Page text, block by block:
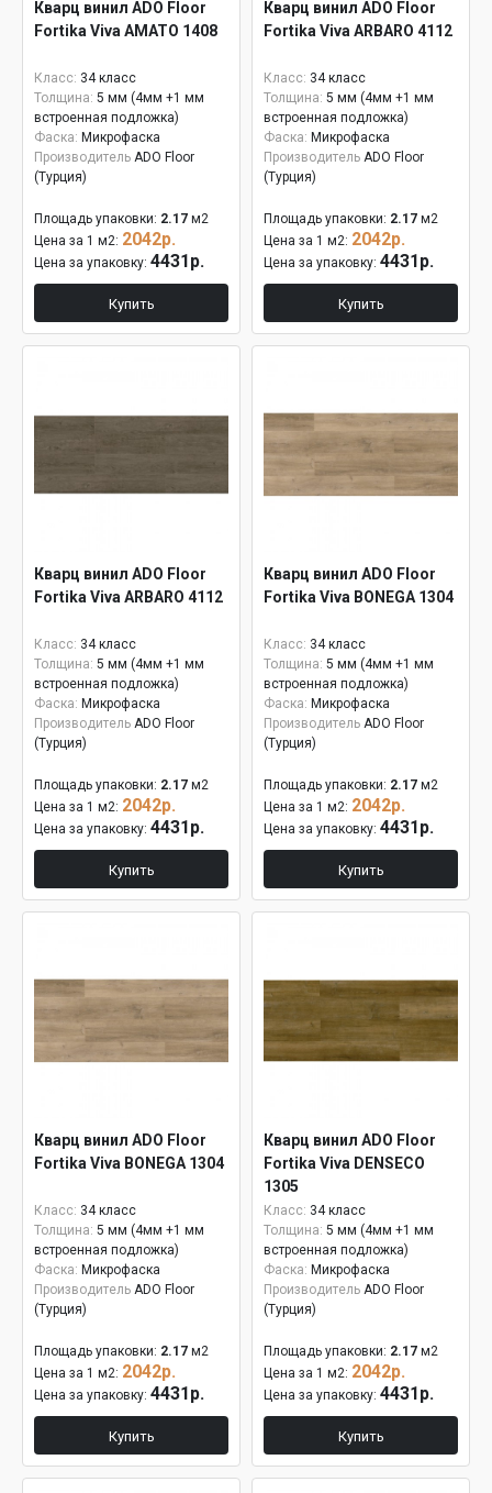
Кварц винил ADO Floor
Fortika Viva AMATO 1408
Класс: 34 класс
Толщина: 5 мм (4мм +1 мм
встроенная подложка)
Фаска: Микрофаска
Производитель ADO Floor
(Турция)
Площадь упаковки: 2.17 м2
Цена за 1 м2: 2042р.
Цена за упаковку: 4431р.
Купить
Кварц винил ADO Floor
Fortika Viva ARBARO 4112
Класс: 34 класс
Толщина: 5 мм (4мм +1 мм
встроенная подложка)
Фаска: Микрофаска
Производитель ADO Floor
(Турция)
Площадь упаковки: 2.17 м2
Цена за 1 м2: 2042р.
Цена за упаковку: 4431р.
Купить
Кварц винил ADO Floor
Fortika Viva ARBARO 4112
Класс: 34 класс
Толщина: 5 мм (4мм +1 мм
встроенная подложка)
Фаска: Микрофаска
Производитель ADO Floor
(Турция)
Площадь упаковки: 2.17 м2
Цена за 1 м2: 2042р.
Цена за упаковку: 4431р.
Купить
Кварц винил ADO Floor
Fortika Viva BONEGA 1304
Класс: 34 класс
Толщина: 5 мм (4мм +1 мм
встроенная подложка)
Фаска: Микрофаска
Производитель ADO Floor
(Турция)
Площадь упаковки: 2.17 м2
Цена за 1 м2: 2042р.
Цена за упаковку: 4431р.
Купить
Кварц винил ADO Floor
Fortika Viva BONEGA 1304
Класс: 34 класс
Толщина: 5 мм (4мм +1 мм
встроенная подложка)
Фаска: Микрофаска
Производитель ADO Floor
(Турция)
Площадь упаковки: 2.17 м2
Цена за 1 м2: 2042р.
Цена за упаковку: 4431р.
Купить
Кварц винил ADO Floor
Fortika Viva DENSECO
1305
Класс: 34 класс
Толщина: 5 мм (4мм +1 мм
встроенная подложка)
Фаска: Микрофаска
Производитель ADO Floor
(Турция)
Площадь упаковки: 2.17 м2
Цена за 1 м2: 2042р.
Цена за упаковку: 4431р.
Купить